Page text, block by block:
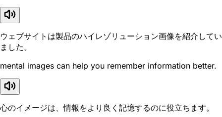
ウェブサイトは製品のハイレゾリューション画像を紹介してい
ました。
mental images can help you remember information better.
心のイメージは、情報をより良く記憶するのに役立ちます。